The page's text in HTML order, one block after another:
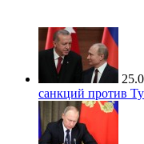
санкций против